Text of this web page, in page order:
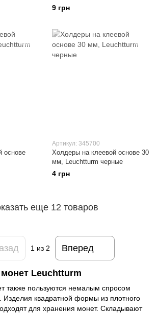
Leuchtturm
9 грн
основе
Артикул: 345700
Холдеры на клеевой основе 30
мм, Leuchtturm черные
4 грн
еще 12 товаров
1 из 2 Вперед
Leuchtturm
также пользуются немалым спросом
Изделия квадратной формы из плотного
для хранения монет. Складывают